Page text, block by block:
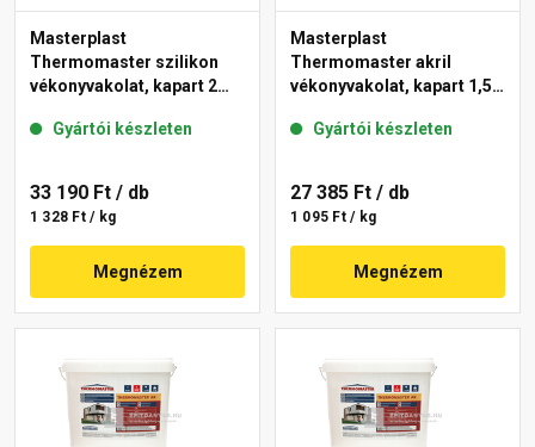
Masterplast
Thermomaster szilikon
vékonyvakolat, kapart 2
Gyártói készleten
33 190 Ft / db
1 328 Ft / kg
Megnézem
Masterplast
Thermomaster akril
vékonyvakolat, kapart 1,5
Gyártói készleten
27 385 Ft / db
1 095 Ft / kg
Megnézem